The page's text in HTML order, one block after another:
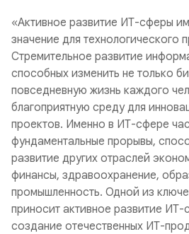
«Активное развитие ИТ-сферы
значение для технологического
Стремительное развитие
способных изменить не только
повседневную жизнь каждого
благоприятную среду для
проектов. Именно в ИТ-сфере
фундаментальные прорывы,
развитие других отраслей
финансы, здравоохранение,
промышленность. Одной из
приносит активное развитие ИТ-
создание отечественных ИТ-